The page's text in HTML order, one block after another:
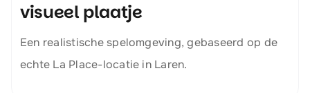
visueel plaatje
Een realistische spelomgeving, gebaseerd op de
echte La Place-locatie in Laren.